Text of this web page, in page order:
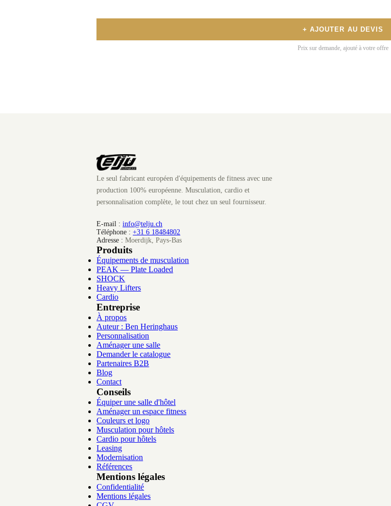
+ AJOUTER AU DEVIS
Prix sur demande, ajouté à votre offre
Le seul fabricant européen d'équipements de fitness avec une
production 100% européenne. Musculation, cardio et
personnalisation complète, le tout chez un seul fournisseur.
E-mail : info@telju.ch
Téléphone : +31 6 18484802
Adresse : Moerdijk, Pays-Bas
Produits
Équipements de musculation
PEAK — Plate Loaded
SHOCK
Heavy Lifters
Cardio
Entreprise
À propos
Auteur : Ben Heringhaus
Personnalisation
Aménager une salle
Demander le catalogue
Partenaires B2B
Blog
Contact
Conseils
Équiper une salle d'hôtel
Aménager un espace fitness
Couleurs et logo
Musculation pour hôtels
Cardio pour hôtels
Leasing
Modernisation
Références
Mentions légales
Confidentialité
Mentions légales